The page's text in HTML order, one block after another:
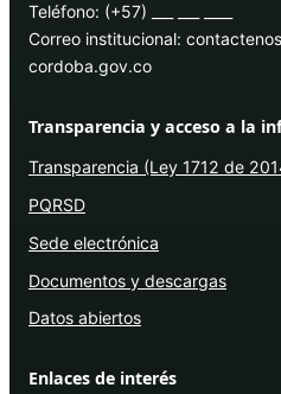
Teléfono: (+57) ___ ___ ____
Correo institucional:
cordoba.gov.co
Transparencia y acceso a la
Transparencia (Ley 1712 de
PQRSD
Sede electrónica
Documentos y descargas
Datos abiertos
Enlaces de interés